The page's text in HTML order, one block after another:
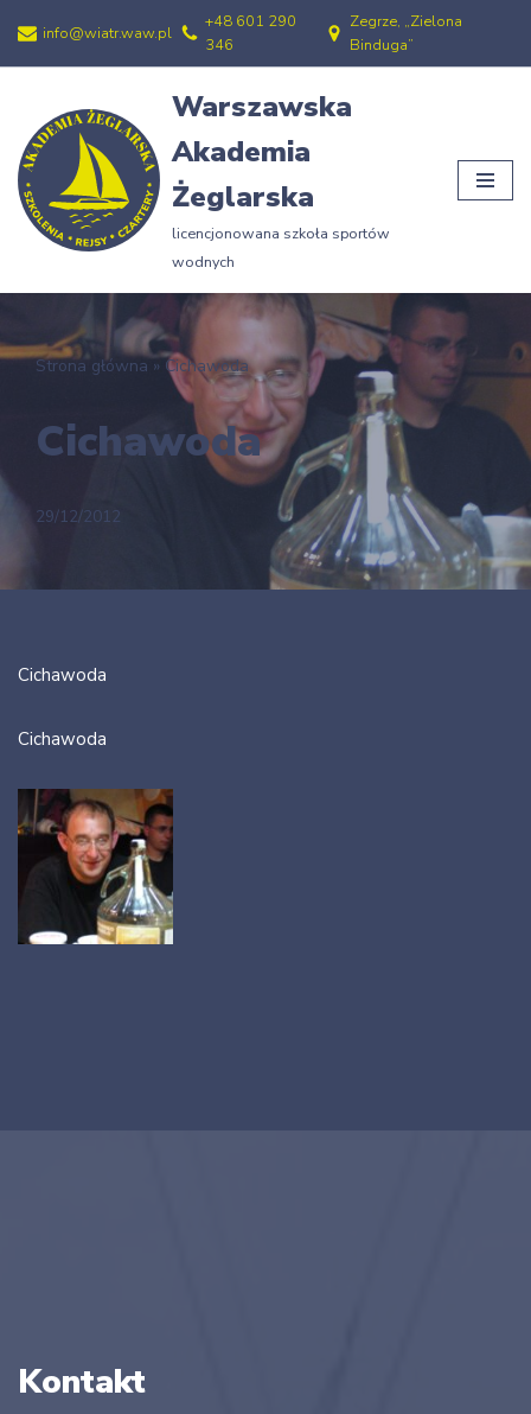
Przejdź
treści
info@wiatr.waw.pl
+48 601 290
346
Zegrze, „Zielona
Binduga”
Warszawska
Akademia
Żeglarska
licencjonowana szkoła sportów
wodnych
Strona główna » Cichawoda
Cichawoda
29/12/2012
Cichawoda
Cichawoda
Kontakt